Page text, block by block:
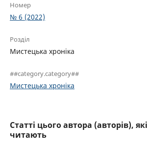
Номер
№ 6 (2022)
Розділ
Мистецька хроніка
##category.category##
Мистецька хроніка
Статті цього автора (авторів),
читають